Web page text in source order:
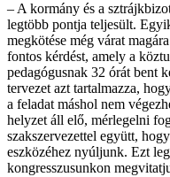
– A kormány és a
legtöbb pontja teljesült.
megkötése még várat
fontos kérdést, amely a
pedagógusnak 32 órát bent
tervezet azt tartalmazza,
a feladat máshol nem
helyzet áll elő, mérlegelni
szakszervezettel együtt,
eszközéhez nyúljunk. Ezt
kongresszusunkon